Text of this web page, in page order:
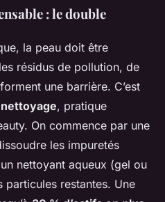
: le double
la peau doit être
résidus de pollution, de
une barrière. C’est
, pratique
On commence par une
les impuretés
nettoyant aqueux (gel ou
particules restantes. Une